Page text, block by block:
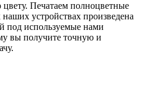
Печатаем полноцветные
устройствах произведена
под используемые нами
вы получите точную и